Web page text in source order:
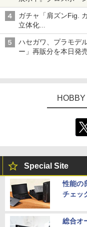
【ガンダムベース撮
ガチャ「肩ズンFig.
立体化
ライトニング・マッ
ハセガワ、プラモデ
ー」再販分を本日発
Special Site
性能の
チェッ
総合オ